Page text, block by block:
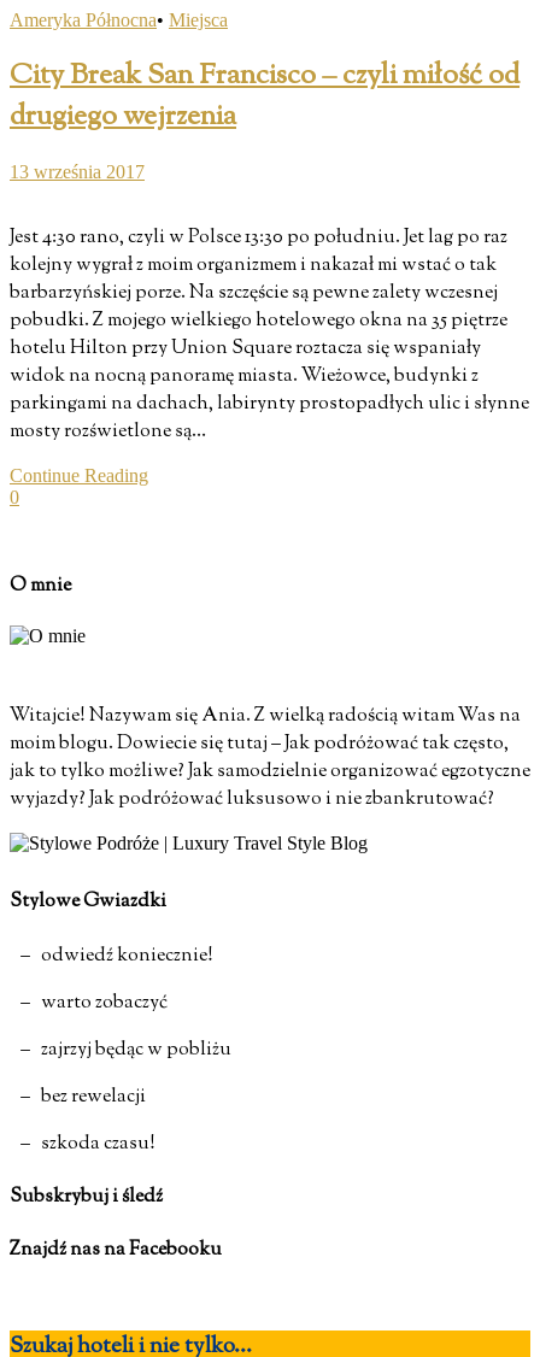
Ameryka Północna• Miejsca
City Break San Francisco – czyli miłość od
drugiego wejrzenia
13 września 2017
Jest 4:30 rano, czyli w Polsce 13:30 po południu. Jet lag po raz
kolejny wygrał z moim organizmem i nakazał mi wstać o tak
barbarzyńskiej porze. Na szczęście są pewne zalety wczesnej
pobudki. Z mojego wielkiego hotelowego okna na 35 piętrze
hotelu Hilton przy Union Square roztacza się wspaniały
widok na nocną panoramę miasta. Wieżowce, budynki z
parkingami na dachach, labirynty prostopadłych ulic i słynne
mosty rozświetlone są…
Continue Reading
0
O mnie
Witajcie! Nazywam się Ania. Z wielką radością witam Was na
moim blogu. Dowiecie się tutaj – Jak podróżować tak często,
jak to tylko możliwe? Jak samodzielnie organizować egzotyczne
wyjazdy? Jak podróżować luksusowo i nie zbankrutować?
Stylowe Gwiazdki
– odwiedź koniecznie!
– warto zobaczyć
– zajrzyj będąc w pobliżu
– bez rewelacji
– szkoda czasu!
Subskrybuj i śledź
Znajdź nas na Facebooku
Szukaj hoteli i nie tylko...